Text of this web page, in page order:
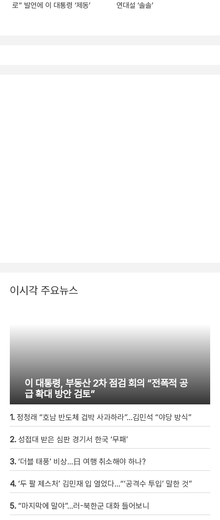
로” 발언에 이 대통령 ‘제동’
연대설 ‘솔솔’
이시각 주요뉴스
이 대통령, 부동산 2차 점검 회의 “전폭적 공
급 확대 방안 검토”
1. 정청래 “호남 반도체 겁박 사과하라”…김민석 “야당 방식”
2. 성접대 받은 심판 경기서 한국 ‘무패’
3. ‘더블 태풍’ 비상…日 여행 취소해야 하나?
4. ‘두 팔 제스처’ 김민재 입 열었다…“‘공격수 투입’ 말한 것”
5. “마지막에 말야”…러-북한군 대화 들어보니